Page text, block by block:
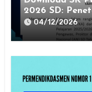
2026 SD:
Proktor, dan
04/12/2026